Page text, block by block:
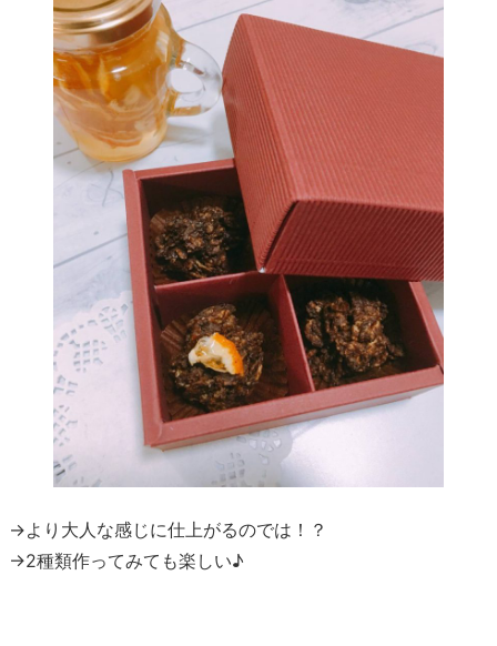
→より大人な感じに仕上がるのでは！？
→2種類作ってみても楽しい♪